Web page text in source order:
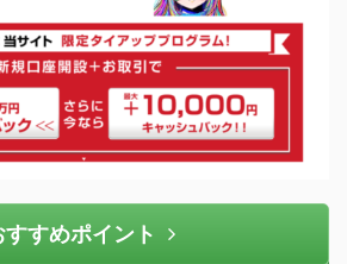
すすめポイント